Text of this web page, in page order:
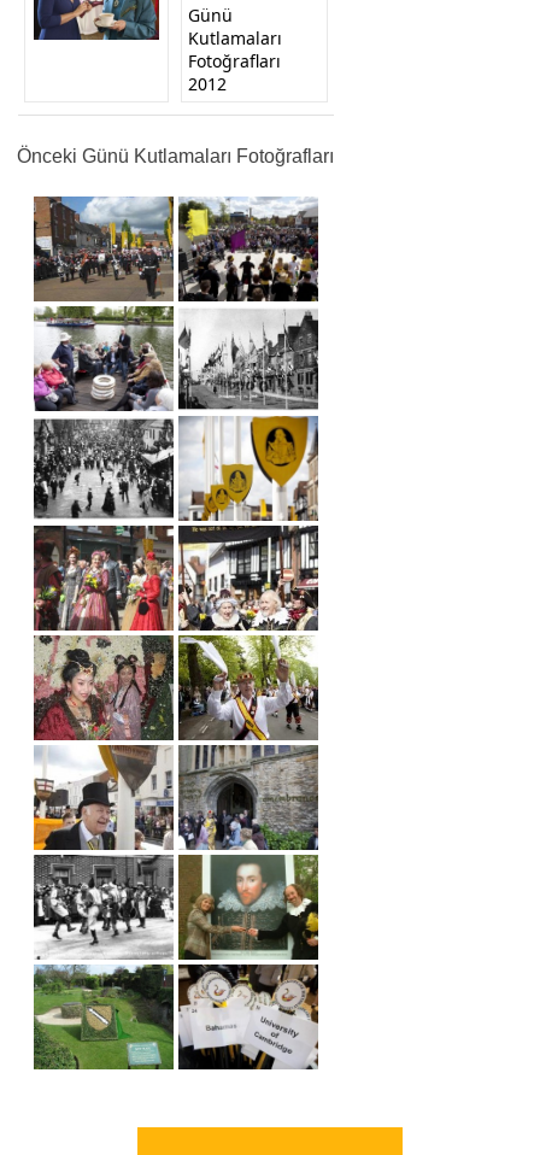
Günü
Kutlamaları
Fotoğrafları
2012
Önceki Günü Kutlamaları Fotoğrafları